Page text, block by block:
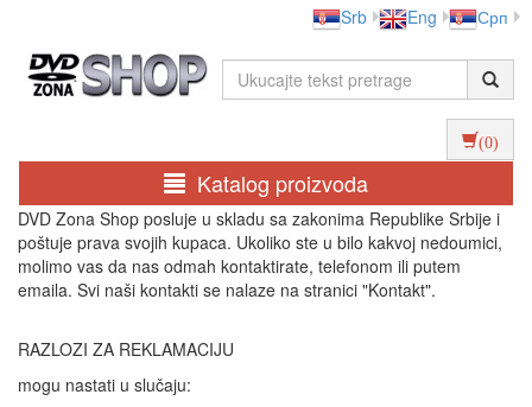
Srb Eng Срп
(0)
Katalog proizvoda
DVD Zona Shop posluje u skladu sa zakonima Republike Srbije i
poštuje prava svojih kupaca. Ukoliko ste u bilo kakvoj nedoumici,
molimo vas da nas odmah kontaktirate, telefonom ili putem
emaila. Svi naši kontakti se nalaze na stranici "Kontakt".
RAZLOZI ZA REKLAMACIJU
mogu nastati u slučaju: